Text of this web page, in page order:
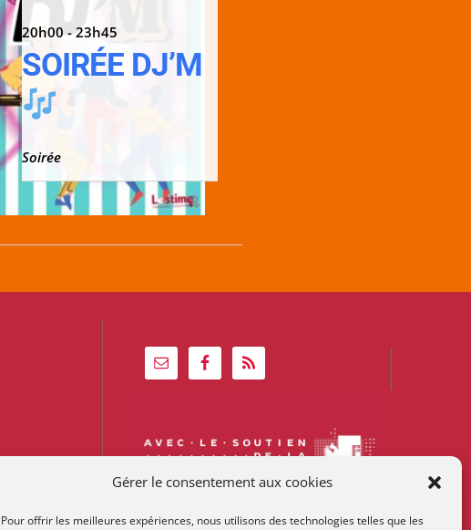
Gérer le consentement aux cookies
Pour offrir les meilleures expériences, nous utilisons des technologies telles que les
20h00 - 23h45
SOIRÉE DJ’M
Soirée